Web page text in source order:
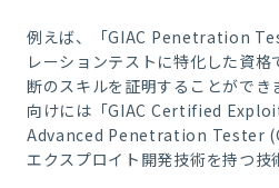
例えば、「GIAC Penetration
レーションテストに特化した資
断のスキルを証明することができ
向けには「GIAC Certified
Advanced Penetration Tester
エクスプロイト開発技術を持つ技